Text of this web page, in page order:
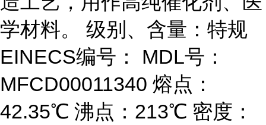
学材料。 级别、含量：特规
EINECS编号： MDL号：
MFCD00011340 熔点：
42.35℃ 沸点：213℃ 密度：